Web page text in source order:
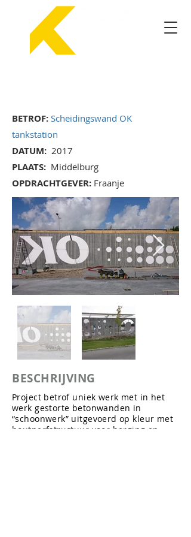
BETROF: Scheidingswand OK
tankstation
DATUM: 2017
PLAATS: Middelburg
OPDRACHTGEVER: Fraanje
BESCHRIJVING
Project betrof uniek werk met in het
werk gestorte betonwanden in
“schoonwerk” uitgevoerd op kleur met
houtnerfstructuur voor berging en